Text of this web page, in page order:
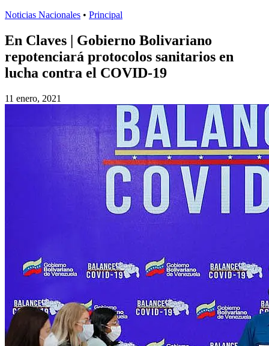
Noticias Nacionales • Principal
En Claves | Gobierno Bolivariano
repotenciará protocolos sanitarios en
lucha contra el COVID-19
11 enero, 2021